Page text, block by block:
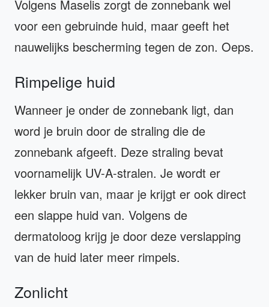
Volgens Maselis zorgt de zonnebank wel
voor een gebruinde huid, maar geeft het
nauwelijks bescherming tegen de zon. Oeps.
Rimpelige huid
Wanneer je onder de zonnebank ligt, dan
word je bruin door de straling die de
zonnebank afgeeft. Deze straling bevat
voornamelijk UV-A-stralen. Je wordt er
lekker bruin van, maar je krijgt er ook direct
een slappe huid van. Volgens de
dermatoloog krijg je door deze verslapping
van de huid later meer rimpels.
Zonlicht